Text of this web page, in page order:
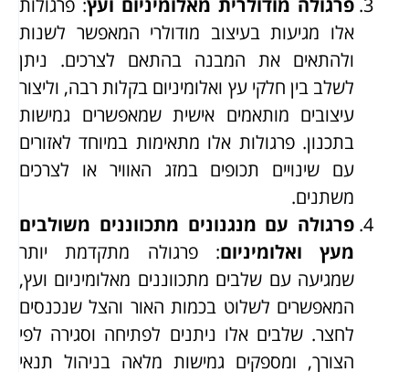
פרגולה מודולרית מאלומיניום ועץ: פרגולות
אלו מגיעות בעיצוב מודולרי המאפשר לשנות
ולהתאים את המבנה בהתאם לצרכים. ניתן
לשלב בין חלקי עץ ואלומיניום בקלות רבה, וליצור
עיצובים מותאמים אישית שמאפשרים גמישות
בתכנון. פרגולות אלו מתאימות במיוחד לאזורים
עם שינויים תכופים במזג האוויר או לצרכים
משתנים.
פרגולה עם מנגנונים מתכווננים משולבים
מעץ ואלומיניום: פרגולה מתקדמת יותר
שמגיעה עם שלבים מתכווננים מאלומיניום ועץ,
המאפשרים לשלוט בכמות האור והצל שנכנסים
לחצר. שלבים אלו ניתנים לפתיחה וסגירה לפי
הצורך, ומספקים גמישות מלאה בניהול תנאי